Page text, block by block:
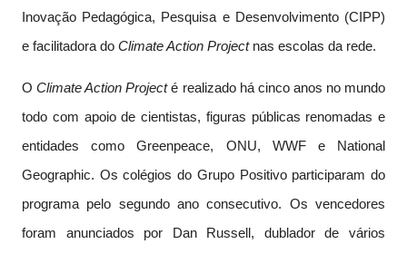
Inovação Pedagógica, Pesquisa e Desenvolvimento (CIPP)
e facilitadora do Climate Action Project nas escolas da rede.
OClimate Action Projecté realizado há cinco anos no mundo
todo com apoio de cientistas, figuras públicas renomadas e
entidades como Greenpeace, ONU, WWF e National
Geographic. Os colégios do Grupo Positivo participaram do
programa pelo segundo ano consecutivo. Os vencedores
foram anunciados por Dan Russell, dublador de vários